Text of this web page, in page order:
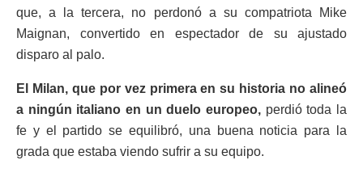
que, a la tercera, no perdonó a su compatriota Mike
Maignan, convertido en espectador de su ajustado
disparo al palo.
El Milan, que por vez primera en su historia no alineó
a ningún italiano en un duelo europeo, perdió toda la
fe y el partido se equilibró, una buena noticia para la
grada que estaba viendo sufrir a su equipo.